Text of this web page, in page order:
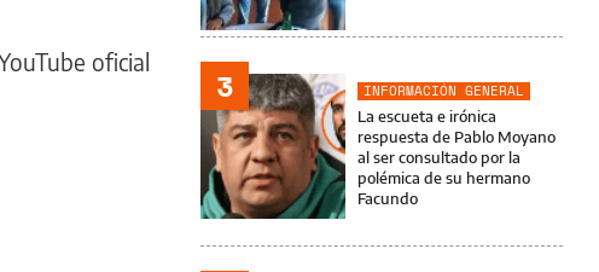
oficial
3
INFORMACIÓN GENERAL
La escueta e irónica
respuesta de Pablo Moyano
al ser consultado por la
polémica de su hermano
Facundo